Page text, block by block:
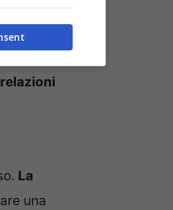
La
una